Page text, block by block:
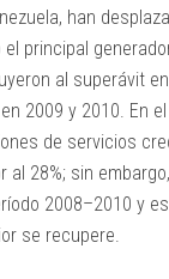
han
principal
al superávit
2009 y 2010. En
de servicios
al 28%; sin
2008–2010 y
se recupere.